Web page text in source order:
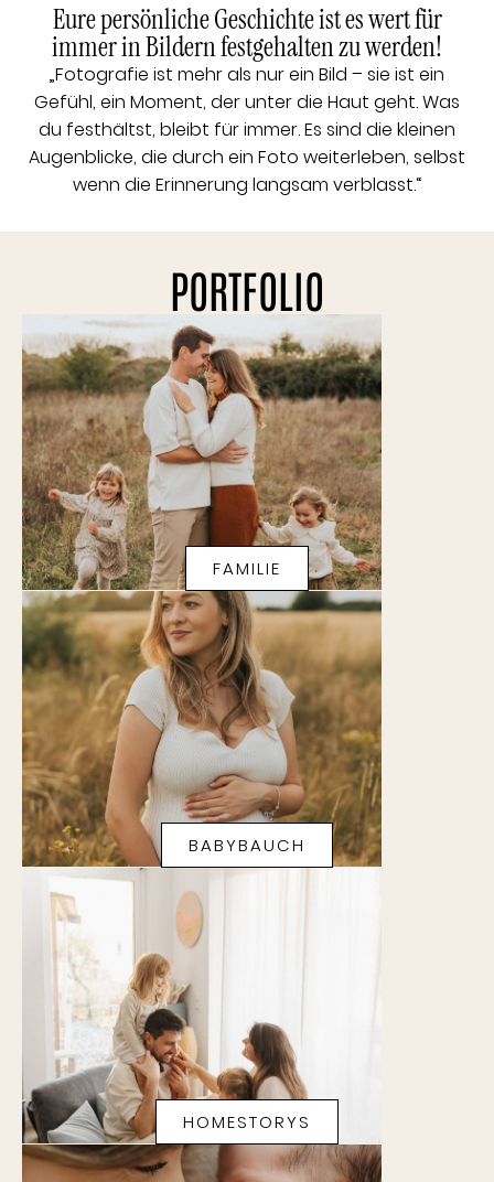
Eure persönliche Geschichte ist es wert für
immer in Bildern festgehalten zu werden!
„Fotografie ist mehr als nur ein Bild – sie ist ein
Gefühl, ein Moment, der unter die Haut geht. Was
du festhältst, bleibt für immer. Es sind die kleinen
Augenblicke, die durch ein Foto weiterleben, selbst
wenn die Erinnerung langsam verblasst.“
PORTFOLIO
FAMILIE
BABYBAUCH
HOMESTORYS